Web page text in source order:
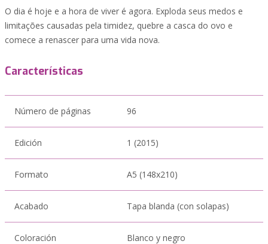
O dia é hoje e a hora de viver é agora. Exploda seus medos e
limitações causadas pela timidez, quebre a casca do ovo e
comece a renascer para uma vida nova.
Características
Número de páginas 96
Edición 1 (2015)
Formato A5 (148x210)
Acabado Tapa blanda (con solapas)
Coloración Blanco y negro